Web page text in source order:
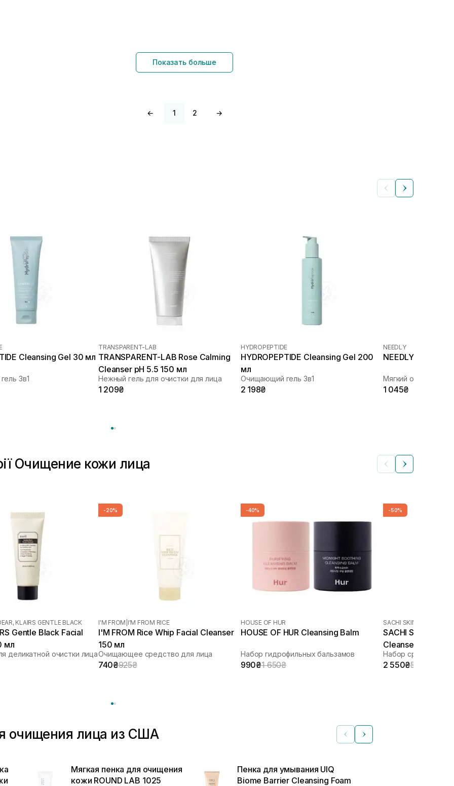
Показать больше
← 1 2 →
Cleansing Gel 30 мл
3в1
TRANSPARENT-LAB
TRANSPARENT-LAB Rose Calming
Cleanser pH 5.5 150 мл
Нежный гель для очистки для лица
1 209₴
HYDROPEPTIDE
HYDROPEPTIDE Cleansing Gel 200
мл
Очищающий гель 3в1
2 198₴
NEEDLY
NEEDLY Mild
Мягкий очищающий
1 045₴
Очищение кожи лица
KLAIRS GENTLE BLACK
Gentle Black Facial
мл
деликатной очистки лица
-20%
I'M FROM I'M FROM RICE
I'M FROM Rice Whip Facial Cleanser
150 мл
Очищающее средство для лица
740₴925₴
-40%
HOUSE OF HUR
HOUSE OF HUR Cleansing Balm
Набор гидрофильных бальзамов
990₴1 650₴
-50%
SACHI SKIN
SACHI SKIN
Cleanser 2 шт
2 550₴5 100₴
очищения лица из США
Мягкая пенка для очищения
кожи ROUND LAB 1025
Пенка для умывания UIQ
Biome Barrier Cleansing Foam